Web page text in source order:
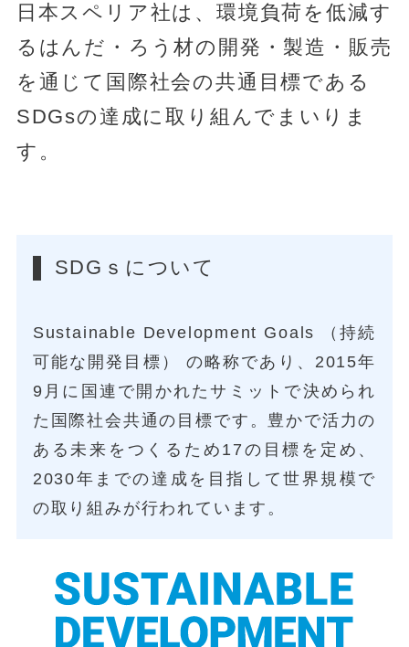
日本スペリア社は、環境負荷を低減す
る はんだ・ろう材の開発・製造・販売
を通じて 国際社会の共通目標である
SDGsの達成に取り組んでまいりま
す。
SDGｓについて
Sustainable Development Goals （持続
可能な開発目標） の略称であり、2015年
9月に国連で開かれたサミットで決められ
た国際社会共通の目標です。豊かで活力の
ある未来をつくるため17の目標を定め、
2030年までの達成を目指して世界規模で
の取り組みが行われています。